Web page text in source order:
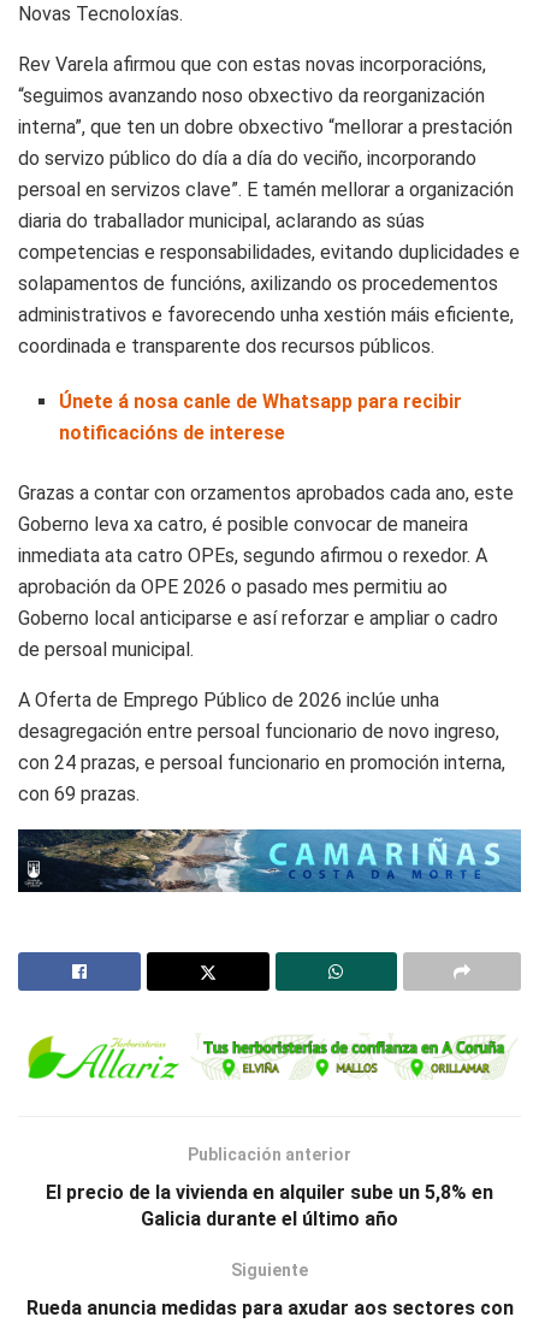
Novas Tecnoloxías.
Rev Varela afirmou que con estas novas incorporacións,
“seguimos avanzando noso obxectivo da reorganización
interna”, que ten un dobre obxectivo “mellorar a prestación
do servizo público do día a día do veciño, incorporando
persoal en servizos clave”. E tamén mellorar a organización
diaria do traballador municipal, aclarando as súas
competencias e responsabilidades, evitando duplicidades e
solapamentos de funcións, axilizando os procedementos
administrativos e favorecendo unha xestión máis eficiente,
coordinada e transparente dos recursos públicos.
Únete á nosa canle de Whatsapp para recibir
notificacións de interese
Grazas a contar con orzamentos aprobados cada ano, este
Goberno leva xa catro, é posible convocar de maneira
inmediata ata catro OPEs, segundo afirmou o rexedor. A
aprobación da OPE 2026 o pasado mes permitiu ao
Goberno local anticiparse e así reforzar e ampliar o cadro
de persoal municipal.
A Oferta de Emprego Público de 2026 inclúe unha
desagregación entre persoal funcionario de novo ingreso,
con 24 prazas, e persoal funcionario en promoción interna,
con 69 prazas.
Publicación anterior
El precio de la vivienda en alquiler sube un 5,8% en
Galicia durante el último año
Siguiente
Rueda anuncia medidas para axudar aos sectores con